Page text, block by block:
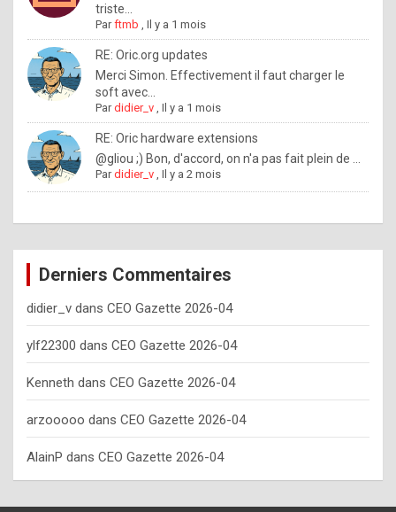
n
o
w
h
o
w
o
e
y
o
u
s
h
o
triste...
Parftmb ,Il y a 1 mois
RE: Oric.org updates
Merci Simon. Effectivement il faut charger le
soft avec...
Pardidier_v ,Il y a 1 mois
RE: Oric hardware extensions
@gliou ;) Bon, d'accord, on n'a pas fait plein de ...
Pardidier_v ,Il y a 2 mois
Derniers Commentaires
didier_v dans CEO Gazette 2026-04
ylf22300 dans CEO Gazette 2026-04
Kenneth dans CEO Gazette 2026-04
arzooooo dans CEO Gazette 2026-04
AlainP dans CEO Gazette 2026-04